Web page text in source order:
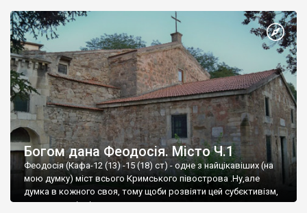
Богом дана Феодосія. Місто Ч.1
Феодосія (Кафа-12 (13) -15 (18) ст) - одне з найцікавіших (на
мою думку) міст всього Кримського півострова .Ну,але
думка в кожного своя, тому щоби розвіяти цей субєктивізм,
запрошую відвідати це